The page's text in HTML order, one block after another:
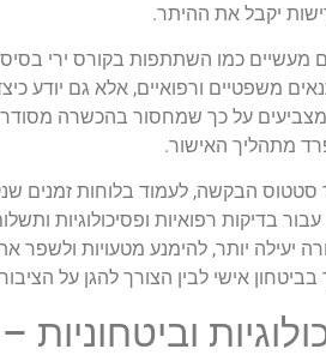
יקבל את ההיתר.
מעשיים כמו השתתפות בקורס ירי
משפטיים ורפואיים, אלא גם יודע
על כך שמחסור בהכשרה
מתהליך האישור.
הבקשה, לעמוד בלוחות זמנים
בדיקות רפואיות ופסיכולוגיות
יעילה יותר, להימנע מטעויות
בביטחון אישי לבין הצורך להגן על